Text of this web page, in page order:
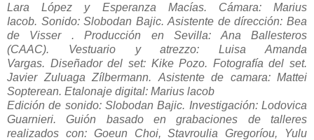
Lara López y Esperanza Macías. Cámara: Marius
Iacob. Sonido: Slobodan Bajic.Asistente de dírección: Bea
de Visser .Producción en Sevilla: Ana Ballesteros
(CAAC). Vestuario y atrezzo: Luisa Amanda
Vargas. Diseñador del set: Kike Pozo. Fotografía del set.
Javier Zuluaga Zílbermann. Asistente de camara: Mattei
Sopterean. Etalonaje digital: Marius lacob
Edición de sonido: Slobodan Bajic. Investigación: Lodovica
Guarnieri.Guión basado en grabaciones de talleres
realizados con: Goeun Choi, Stavroulia Gregoríou, Yulu